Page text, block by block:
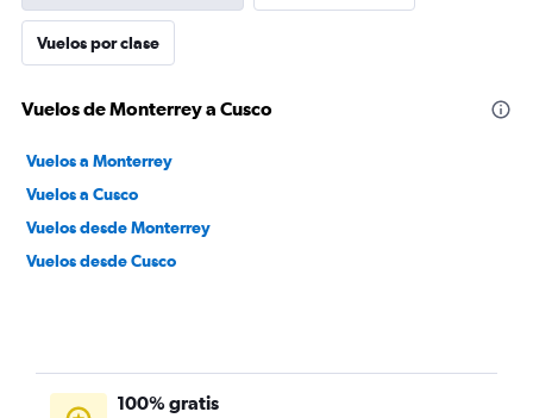
Vuelos por clase
Vuelos de Monterrey a Cusco
Vuelos a Monterrey
Vuelos a Cusco
Vuelos desde Monterrey
Vuelos desde Cusco
100% gratis